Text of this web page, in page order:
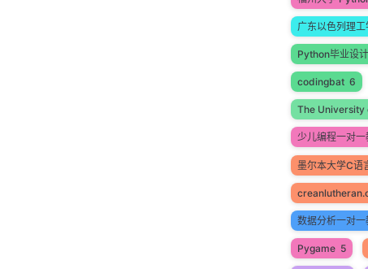
广东以色列理工
Python毕业设
codingbat 6
The University
少儿编程一对一
墨尔本大学C语
数据分析一对一
Pygame 5